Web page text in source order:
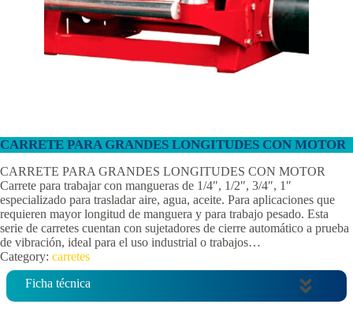
CARRETE PARA GRANDES LONGITUDES CON MOTOR
CARRETE PARA GRANDES LONGITUDES CON MOTOR
Carrete para trabajar con mangueras de 1/4″, 1/2″, 3/4″, 1″
especializado para trasladar aire, agua, aceite. Para aplicaciones que
requieren mayor longitud de manguera y para trabajo pesado. Esta
serie de carretes cuentan con sujetadores de cierre automático a prueba
de vibración, ideal para el uso industrial o trabajos…
Category: carretes
Ficha técnica